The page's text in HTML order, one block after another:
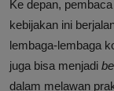
Ke depan,
kebijakan ini
lembaga-lembaga
juga bisa menjadi
dalam melawan